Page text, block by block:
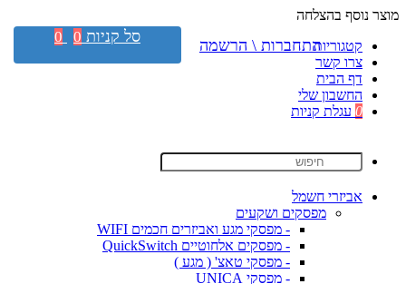
מוצר נוסף בהצלחה
קטגוריות
צרו קשר
דף הבית
החשבון שלי
0 עגלת קניות
אביזרי חשמל
מפסקים ושקעים
- מפסקי מגע ואביזרים חכמים WIFI
- מפסקים אלחוטיים QuickSwitch
- מפסקי טאצ' ( מגע )
- מפסקי UNICA
התחברות \ הרשמה סל קניות 0
0